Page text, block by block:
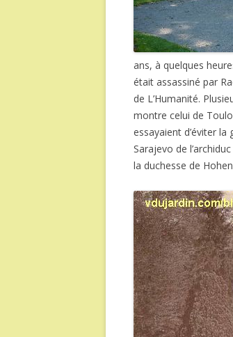
ans, à quelques
était assassiné par
de L’Humanité.
montre celui de
essayaient d’éviter
Sarajevo de
la duchesse de